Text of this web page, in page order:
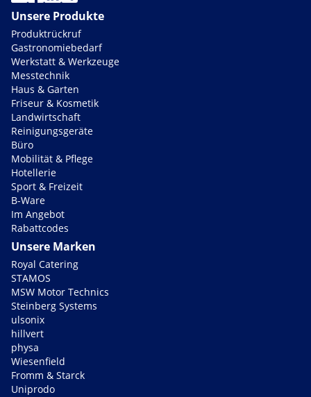
Unsere Produkte
Produktrückruf
Gastronomiebedarf
Werkstatt & Werkzeuge
Messtechnik
Haus & Garten
Friseur & Kosmetik
Landwirtschaft
Reinigungsgeräte
Büro
Mobilität & Pflege
Hotellerie
Sport & Freizeit
B-Ware
Im Angebot
Rabattcodes
Unsere Marken
Royal Catering
STAMOS
MSW Motor Technics
Steinberg Systems
ulsonix
hillvert
physa
Wiesenfield
Fromm & Starck
Uniprodo